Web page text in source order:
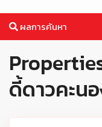
ผลการค้นหา
ดี้ดาวคะน